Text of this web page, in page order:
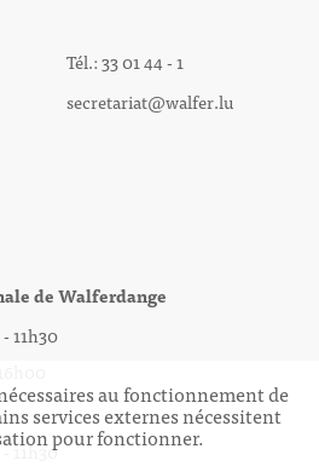
Tél.: 33 01 44 - 1
secretariat@walfer.lu
de Walferdange
au fonctionnement de
services externes nécessitent
pour fonctionner.